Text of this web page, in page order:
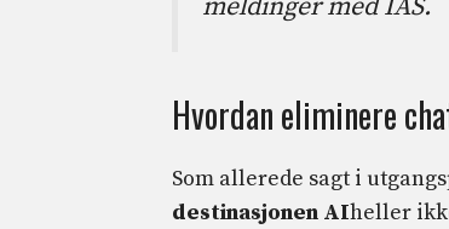
Hvordan eliminere
Som allerede sagt i
destinasjonen AIheller